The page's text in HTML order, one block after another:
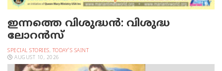
ഇന്നത്തെ വിശുദ്ധന്‍: വിശുദ്ധ
ലോറന്‍സ്‌
SPECIAL STORIES, TODAY'S SAINT
AUGUST 10, 2026